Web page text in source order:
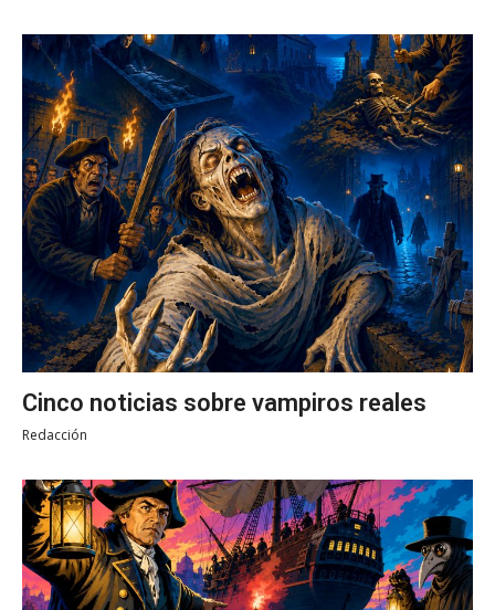
Cinco noticias sobre vampiros reales
Redacción